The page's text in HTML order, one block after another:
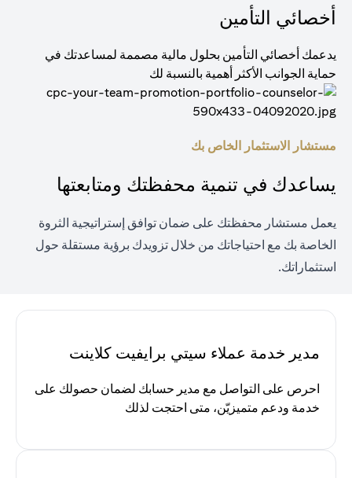
أخصائي التأمين
يدعمك أخصائي التأمين بحلول مالية مصممة لمساعدتك في
حماية الجوانب الأكثر أهمية بالنسبة لك
مستشار الاستثمار الخاص بك
يساعدك في تنمية محفظتك ومتابعتها
يعمل مستشار محفظتك على ضمان توافق إستراتيجية الثروة
الخاصة بك مع احتياجاتك من خلال تزويدك برؤية مستقلة حول
استثماراتك.
مدير خدمة عملاء سيتي برايفيت كلاينت
احرص على التواصل مع مدير حسابك لضمان حصولك على
خدمة ودعم متميزيّن، متى احتجت لذلك